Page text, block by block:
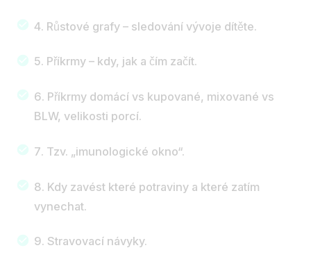
Růstové grafy – sledování vývoje dítěte.
Příkrmy – kdy, jak a čím začít.
Příkrmy domácí vs kupované, mixované vs
BLW, velikosti porcí.
Tzv. „imunologické okno“.
Kdy zavést které potraviny a které zatím
vynechat.
Stravovací návyky.